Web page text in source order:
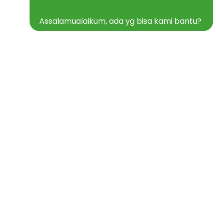
Assalamualaikum, ada yg bisa kami bantu?